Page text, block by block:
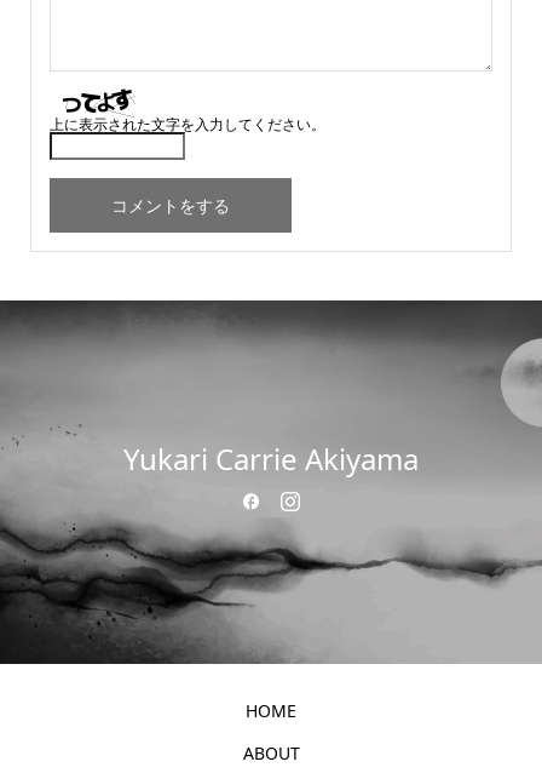
上に表示された文字を入力してください。
Yukari Carrie Akiyama
HOME
ABOUT